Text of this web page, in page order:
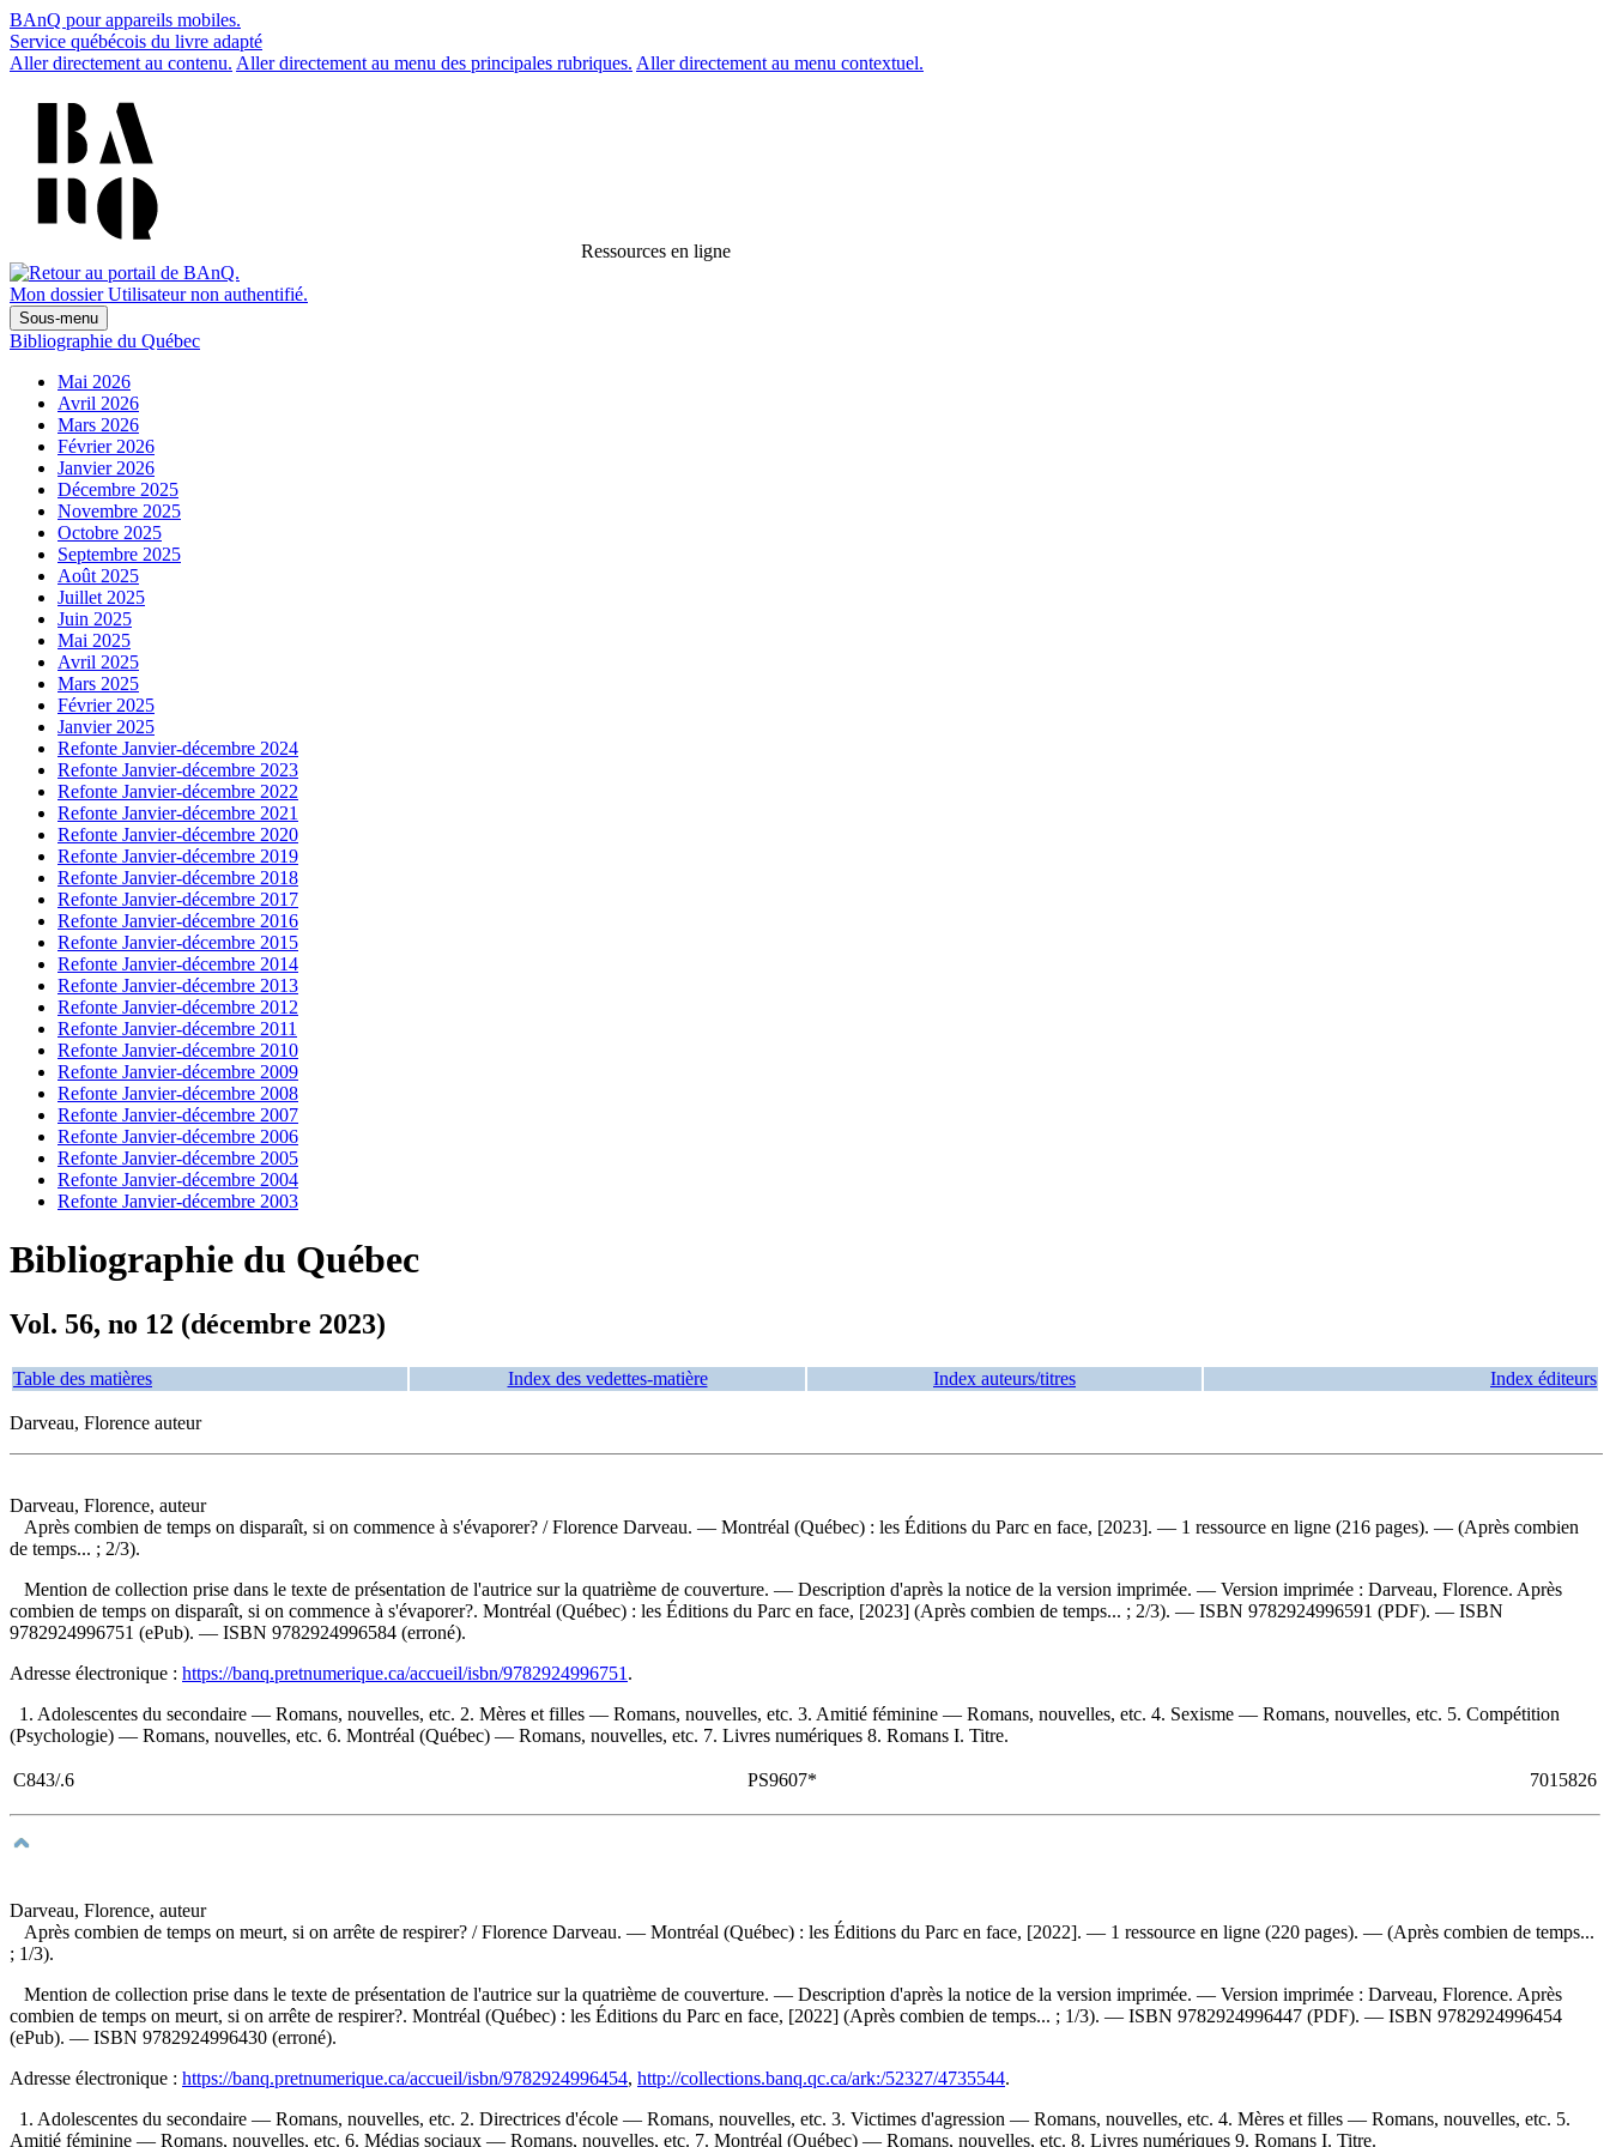
BAnQ pour appareils mobiles.
Service québécois du livre adapté
Aller directement au contenu. Aller directement au menu des principales rubriques. Aller directement au menu contextuel.
Ressources en ligne
Mon dossier Utilisateur non authentifié.
Sous-menu
Bibliographie du Québec
Mai 2026
Avril 2026
Mars 2026
Février 2026
Janvier 2026
Décembre 2025
Novembre 2025
Octobre 2025
Septembre 2025
Août 2025
Juillet 2025
Juin 2025
Mai 2025
Avril 2025
Mars 2025
Février 2025
Janvier 2025
Refonte Janvier-décembre 2024
Refonte Janvier-décembre 2023
Refonte Janvier-décembre 2022
Refonte Janvier-décembre 2021
Refonte Janvier-décembre 2020
Refonte Janvier-décembre 2019
Refonte Janvier-décembre 2018
Refonte Janvier-décembre 2017
Refonte Janvier-décembre 2016
Refonte Janvier-décembre 2015
Refonte Janvier-décembre 2014
Refonte Janvier-décembre 2013
Refonte Janvier-décembre 2012
Refonte Janvier-décembre 2011
Refonte Janvier-décembre 2010
Refonte Janvier-décembre 2009
Refonte Janvier-décembre 2008
Refonte Janvier-décembre 2007
Refonte Janvier-décembre 2006
Refonte Janvier-décembre 2005
Refonte Janvier-décembre 2004
Refonte Janvier-décembre 2003
Bibliographie du Québec
Vol. 56, no 12 (décembre 2023)
Table des matières Index des vedettes-matière Index auteurs/titres Index éditeurs
Darveau, Florence auteur
Darveau, Florence, auteur
Après combien de temps on disparaît, si on commence à s'évaporer? / Florence Darveau. — Montréal (Québec) : les Éditions du Parc en face, [2023]. — 1 ressource en ligne (216 pages). — (Après combien
de temps... ; 2/3).
Mention de collection prise dans le texte de présentation de l'autrice sur la quatrième de couverture. — Description d'après la notice de la version imprimée. — Version imprimée : Darveau, Florence. Après
combien de temps on disparaît, si on commence à s'évaporer?. Montréal (Québec) : les Éditions du Parc en face, [2023] (Après combien de temps... ; 2/3). — ISBN 9782924996591 (PDF). — ISBN
9782924996751 (ePub). — ISBN 9782924996584 (erroné).
Adresse électronique : https://banq.pretnumerique.ca/accueil/isbn/9782924996751 .
1. Adolescentes du secondaire — Romans, nouvelles, etc. 2. Mères et filles — Romans, nouvelles, etc. 3. Amitié féminine — Romans, nouvelles, etc. 4. Sexisme — Romans, nouvelles, etc. 5. Compétition
(Psychologie) — Romans, nouvelles, etc. 6. Montréal (Québec) — Romans, nouvelles, etc. 7. Livres numériques 8. Romans I. Titre.
C843/.6 PS9607* 7015826
Darveau, Florence, auteur
Après combien de temps on meurt, si on arrête de respirer? / Florence Darveau. — Montréal (Québec) : les Éditions du Parc en face, [2022]. — 1 ressource en ligne (220 pages). — (Après combien de temps...
; 1/3).
Mention de collection prise dans le texte de présentation de l'autrice sur la quatrième de couverture. — Description d'après la notice de la version imprimée. — Version imprimée : Darveau, Florence. Après
combien de temps on meurt, si on arrête de respirer?. Montréal (Québec) : les Éditions du Parc en face, [2022] (Après combien de temps... ; 1/3). — ISBN 9782924996447 (PDF). — ISBN 9782924996454
(ePub). — ISBN 9782924996430 (erroné).
Adresse électronique : https://banq.pretnumerique.ca/accueil/isbn/9782924996454, http://collections.banq.qc.ca/ark:/52327/4735544.
1. Adolescentes du secondaire — Romans, nouvelles, etc. 2. Directrices d'école — Romans, nouvelles, etc. 3. Victimes d'agression — Romans, nouvelles, etc. 4. Mères et filles — Romans, nouvelles, etc. 5.
Amitié féminine — Romans, nouvelles, etc. 6. Médias sociaux — Romans, nouvelles, etc. 7. Montréal (Québec) — Romans, nouvelles, etc. 8. Livres numériques 9. Romans I. Titre.